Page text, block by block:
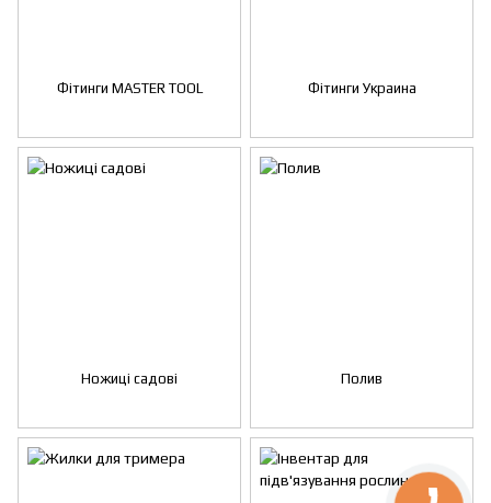
Фітинги MASTER TOOL Фітинги Украина
Ножиці садові Полив